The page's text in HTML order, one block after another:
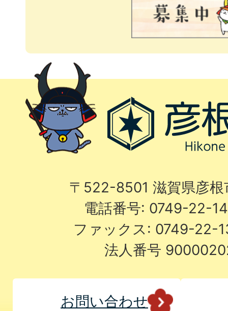
〒522-8501 滋賀県彦
電話番号: 0749-22-
ファックス: 0749-22-
法人番号
お問い合わせ